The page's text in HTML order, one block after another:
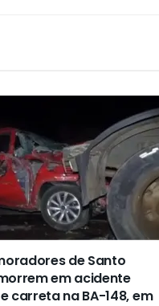
de Santo
em acidente
carreta na BA-148, em